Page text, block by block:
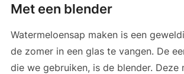
Met een blender
Watermeloensap maken is een
de zomer in een glas te vangen. De
die we gebruiken, is de blender. Deze